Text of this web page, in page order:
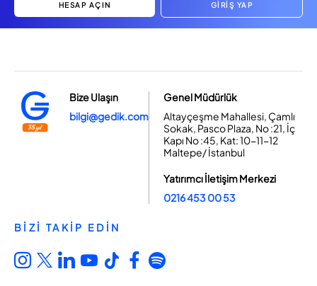
HESAP AÇIN GİRİŞ YAP
Bize Ulaşın
bilgi@gedik.com
Genel Müdürlük
Altayçeşme Mahallesi, Çamlı
Sokak, Pasco Plaza, No :21, İç
Kapı No :45, Kat: 10-11-12
Maltepe/ İstanbul
Yatırımcı İletişim Merkezi
0216 453 00 53
BİZİ TAKİP EDİN